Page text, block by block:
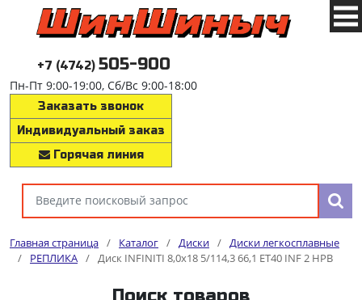
+7 (4742) 505-900
Пн-Пт 9:00-19:00, Сб/Вс 9:00-18:00
Заказать звонок
Индивидуальный заказ
Горячая линия
Главная страница / Каталог / Диски / Диски легкосплавные
/
РЕПЛИКА / Диск INFINITI 8,0x18 5/114,3 66,1 ET40 INF 2 HPB